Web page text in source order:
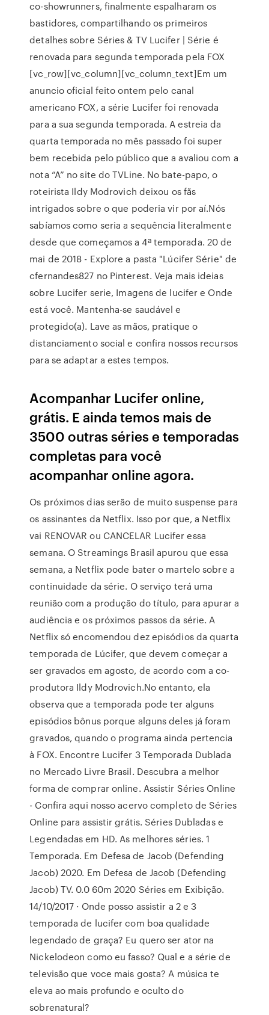
co-showrunners, finalmente espalharam os
bastidores, compartilhando os primeiros
detalhes sobre Séries & TV Lucifer | Série é
renovada para segunda temporada pela FOX
[vc_row][vc_column][vc_column_text]Em um
anuncio oficial feito ontem pelo canal
americano FOX, a série Lucifer foi renovada
para a sua segunda temporada. A estreia da
quarta temporada no mês passado foi super
bem recebida pelo público que a avaliou com a
nota “A” no site do TVLine. No bate-papo, o
roteirista Ildy Modrovich deixou os fãs
intrigados sobre o que poderia vir por aí.Nós
sabíamos como seria a sequência literalmente
desde que começamos a 4ª temporada. 20 de
mai de 2018 - Explore a pasta "Lúcifer Série" de
cfernandes827 no Pinterest. Veja mais ideias
sobre Lucifer serie, Imagens de lucifer e Onde
está você. Mantenha-se saudável e
protegido(a). Lave as mãos, pratique o
distanciamento social e confira nossos recursos
para se adaptar a estes tempos.
Acompanhar Lucifer online,
grátis. E ainda temos mais de
3500 outras séries e temporadas
completas para você
acompanhar online agora.
Os próximos dias serão de muito suspense para
os assinantes da Netflix. Isso por que, a Netflix
vai RENOVAR ou CANCELAR Lucifer essa
semana. O Streamings Brasil apurou que essa
semana, a Netflix pode bater o martelo sobre a
continuidade da série. O serviço terá uma
reunião com a produção do título, para apurar a
audiência e os próximos passos da série. A
Netflix só encomendou dez episódios da quarta
temporada de Lúcifer, que devem começar a
ser gravados em agosto, de acordo com a co-
produtora Ildy Modrovich.No entanto, ela
observa que a temporada pode ter alguns
episódios bônus porque alguns deles já foram
gravados, quando o programa ainda pertencia
à FOX. Encontre Lucifer 3 Temporada Dublada
no Mercado Livre Brasil. Descubra a melhor
forma de comprar online. Assistir Séries Online
- Confira aqui nosso acervo completo de Séries
Online para assistir grátis. Séries Dubladas e
Legendadas em HD. As melhores séries. 1
Temporada. Em Defesa de Jacob (Defending
Jacob) 2020. Em Defesa de Jacob (Defending
Jacob) TV. 0.0 60m 2020 Séries em Exibição.
14/10/2017 · Onde posso assistir a 2 e 3
temporada de lucifer com boa qualidade
legendado de graça? Eu quero ser ator na
Nickelodeon como eu fasso? Qual e a série de
televisão que voce mais gosta? A música te
eleva ao mais profundo e oculto do
sobrenatural?